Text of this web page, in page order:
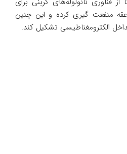
منفعت گیری کرده و این چنین
الکترومغناطیسی تشکیل کند.